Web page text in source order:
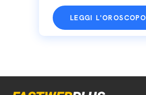
LEGGI L'OROSCOPO